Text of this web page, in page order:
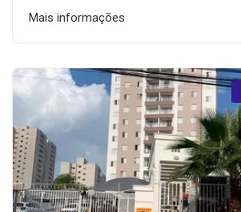
Mais informações